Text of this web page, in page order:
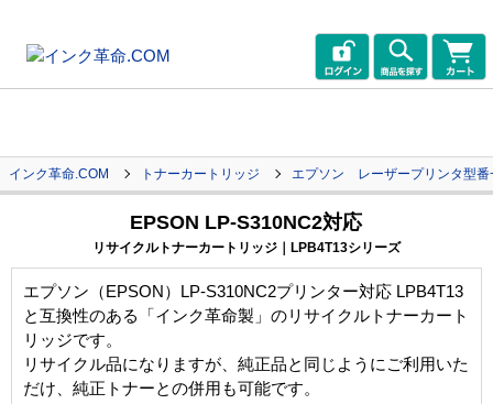
インク革命.COM トナーカートリッジ エプソン レーザープリンタ型番
EPSON LP-S310NC2対応
リサイクルトナーカートリッジ｜LPB4T13シリーズ
エプソン（EPSON）LP-S310NC2プリンター対応 LPB4T13
と互換性のある「インク革命製」のリサイクルトナーカート
リッジです。
リサイクル品になりますが、純正品と同じようにご利用いた
だけ、純正トナーとの併用も可能です。